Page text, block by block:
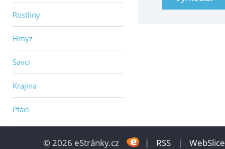
Rostliny
Hmyz
Savci
Krajina
Ptáci
© 2026 eStránky.cz | RSS |
WebSlice